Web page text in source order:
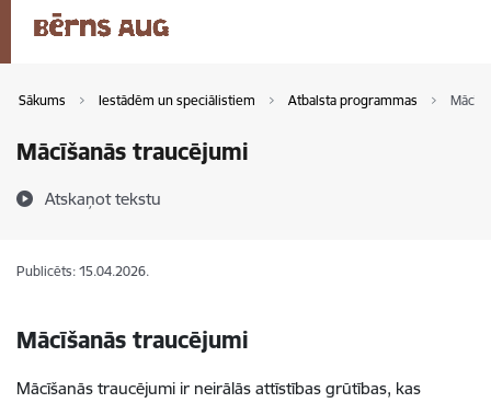
Sākums Iestādēm un speciālistiem Atbalsta programmas
Mācīšanās traucējumi
Atskaņot tekstu
Publicēts: 15.04.2026.
Mācīšanās traucējumi
Mācīšanās traucējumi ir neirālās attīstības grūtības, kas